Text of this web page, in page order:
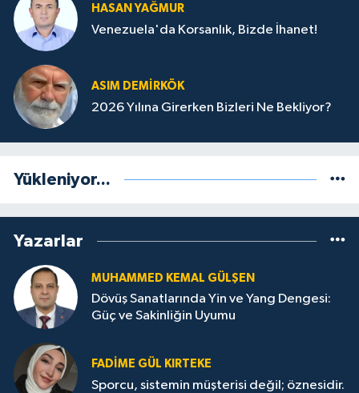
HASAN YAĞMUR
Venezuela'da Korsanlık, Bizde İhanet!
ASIM DEMIRKÖK
2026 Yılına Girerken Bizleri Ne Bekliyor?
Yükleniyor...
Yazarlar
MUHAMMED KEMAL GÜLŞEN
Dövüş Sanatlarında Yin ve Yang Dengesi:
Güç ve Sakinliğin Uyumu
FADIME GÜL KIRTEKE
Sporcu, sistemin müşterisi değil; öznesidir.